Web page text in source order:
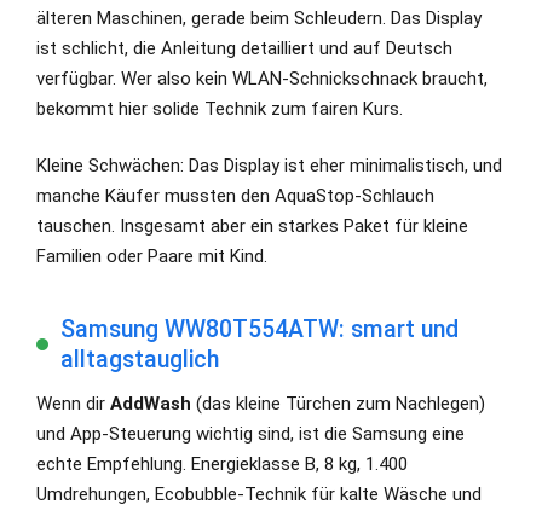
älteren Maschinen, gerade beim Schleudern. Das Display
ist schlicht, die Anleitung detailliert und auf Deutsch
verfügbar. Wer also kein WLAN-Schnickschnack braucht,
bekommt hier solide Technik zum fairen Kurs.
Kleine Schwächen: Das Display ist eher minimalistisch, und
manche Käufer mussten den AquaStop-Schlauch
tauschen. Insgesamt aber ein starkes Paket für kleine
Familien oder Paare mit Kind.
Samsung WW80T554ATW: smart und
alltagstauglich
Wenn dir AddWash (das kleine Türchen zum Nachlegen)
und App-Steuerung wichtig sind, ist die Samsung eine
echte Empfehlung. Energieklasse B, 8 kg, 1.400
Umdrehungen, Ecobubble-Technik für kalte Wäsche und